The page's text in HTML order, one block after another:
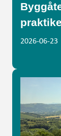
2026-06-23